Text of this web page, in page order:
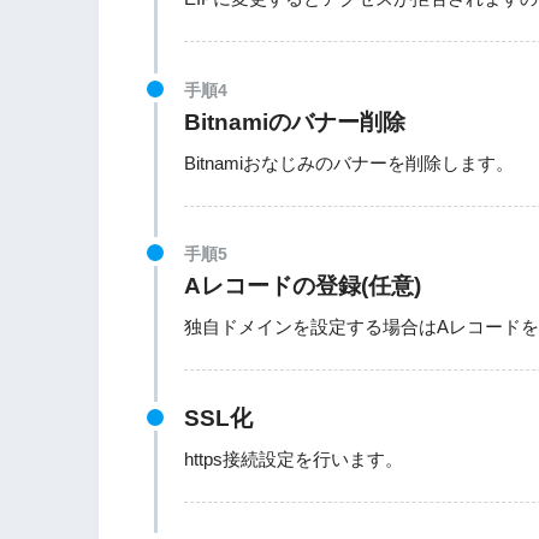
手順4
Bitnamiのバナー削除
Bitnamiおなじみのバナーを削除します。
手順5
Aレコードの登録(任意)
独自ドメインを設定する場合はAレコード
SSL化
https接続設定を行います。